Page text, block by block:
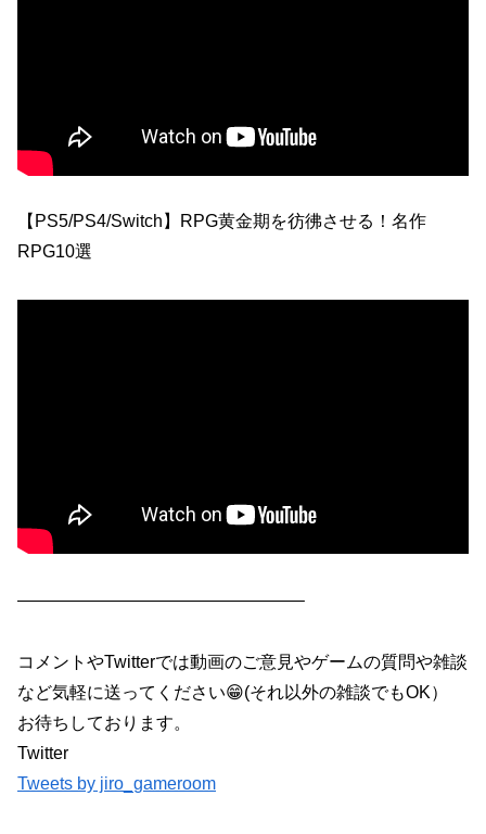
【PS5/PS4/Switch】RPG黄金期を彷彿させる！名作
RPG10選
————————————————–
コメントやTwitterでは動画のご意見やゲームの質問や雑談
など気軽に送ってください😁(それ以外の雑談でもOK）
お待ちしております。
Twitter
Tweets by jiro_gameroom